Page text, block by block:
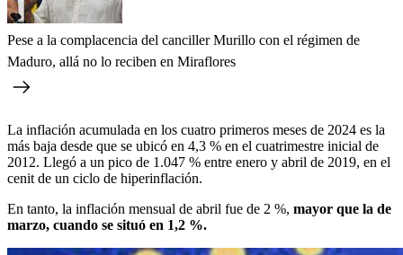
Pese a la complacencia del canciller Murillo con el régimen de
Maduro, allá no lo reciben en Miraflores
La inflación acumulada en los cuatro primeros meses de 2024 es la
más baja desde que se ubicó en 4,3 % en el cuatrimestre inicial de
2012. Llegó a un pico de 1.047 % entre enero y abril de 2019, en el
cenit de un ciclo de hiperinflación.
En tanto, la inflación mensual de abril fue de 2 %, mayor que la de
marzo, cuando se situó en 1,2 %.